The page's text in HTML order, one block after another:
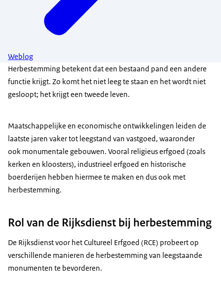
Weblog
Herbestemming betekent dat een bestaand pand een andere
functie krijgt. Zo komt het niet leeg te staan en het wordt niet
gesloopt; het krijgt een tweede leven.
Maatschappelijke en economische ontwikkelingen leiden de
laatste jaren vaker tot leegstand van vastgoed, waaronder
ook monumentale gebouwen. Vooral religieus erfgoed (zoals
kerken en kloosters), industrieel erfgoed en historische
boerderijen hebben hiermee te maken en dus ook met
herbestemming.
Rol van de Rijksdienst bij herbestemming
De Rijksdienst voor het Cultureel Erfgoed (RCE) probeert op
verschillende manieren de herbestemming van leegstaande
monumenten te bevorderen.